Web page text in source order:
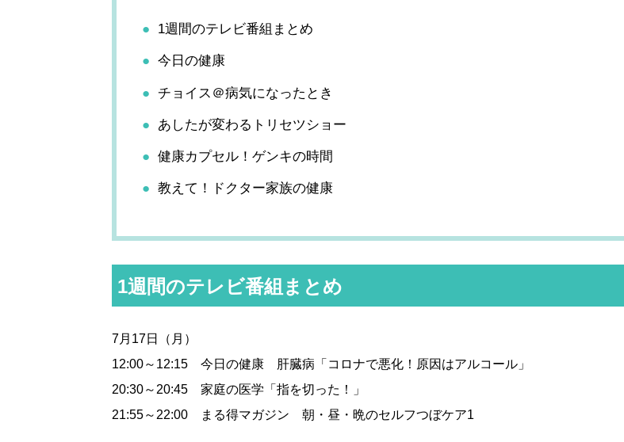
1週間のテレビ番組まとめ
今日の健康
チョイス＠病気になったとき
あしたが変わるトリセツショー
健康カプセル！ゲンキの時間
教えて！ドクター家族の健康
1週間のテレビ番組まとめ
7月17日（月）
12:00～12:15 今日の健康 肝臓病「コロナで悪化！原因はアルコール」
20:30～20:45 家庭の医学「指を切った！」
21:55～22:00 まる得マガジン 朝・昼・晩のセルフつぼケア1